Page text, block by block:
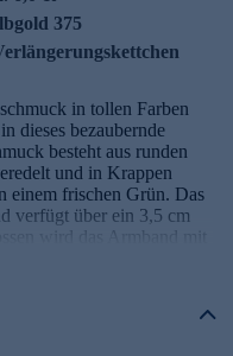
375
in tollen Farben
dieses bezaubernde
besteht aus runden
und in Krappen
einem frischen Grün. Das
verfügt über ein 3,5 cm
wird das Armband mit
375. Mit diesem
Top-